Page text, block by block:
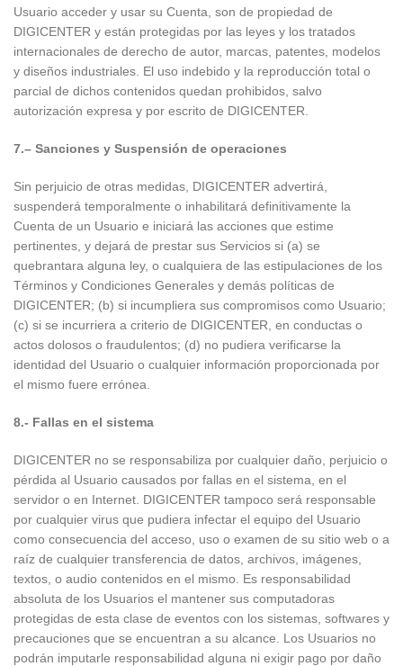
Usuario acceder y usar su Cuenta, son de propiedad de
DIGICENTER y están protegidas por las leyes y los tratados
internacionales de derecho de autor, marcas, patentes, modelos
y diseños industriales. El uso indebido y la reproducción total o
parcial de dichos contenidos quedan prohibidos, salvo
autorización expresa y por escrito de DIGICENTER.
7.– Sanciones y Suspensión de operaciones
Sin perjuicio de otras medidas, DIGICENTER advertirá,
suspenderá temporalmente o inhabilitará definitivamente la
Cuenta de un Usuario e iniciará las acciones que estime
pertinentes, y dejará de prestar sus Servicios si (a) se
quebrantara alguna ley, o cualquiera de las estipulaciones de los
Términos y Condiciones Generales y demás políticas de
DIGICENTER; (b) si incumpliera sus compromisos como Usuario;
(c) si se incurriera a criterio de DIGICENTER, en conductas o
actos dolosos o fraudulentos; (d) no pudiera verificarse la
identidad del Usuario o cualquier información proporcionada por
el mismo fuere errónea.
8.- Fallas en el sistema
DIGICENTER no se responsabiliza por cualquier daño, perjuicio o
pérdida al Usuario causados por fallas en el sistema, en el
servidor o en Internet. DIGICENTER tampoco será responsable
por cualquier virus que pudiera infectar el equipo del Usuario
como consecuencia del acceso, uso o examen de su sitio web o a
raíz de cualquier transferencia de datos, archivos, imágenes,
textos, o audio contenidos en el mismo. Es responsabilidad
absoluta de los Usuarios el mantener sus computadoras
protegidas de esta clase de eventos con los sistemas, softwares y
precauciones que se encuentran a su alcance. Los Usuarios no
podrán imputarle responsabilidad alguna ni exigir pago por daño